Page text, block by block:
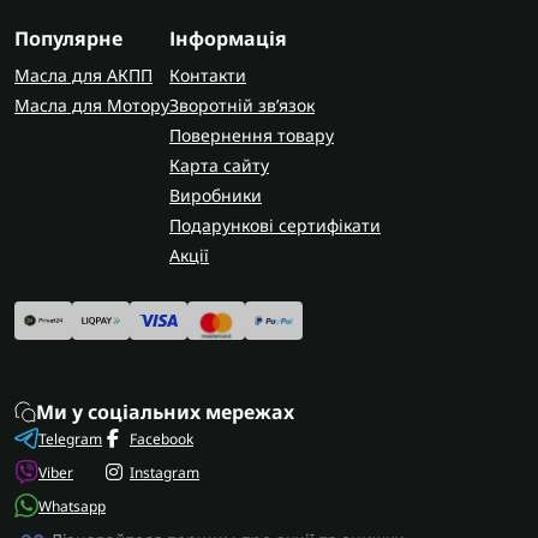
Перед замовленням блока керування
номер прошивки за шильдиком.
AUTOSHIFT швидко та надійно доставляє
замовлення по всій Україні. У Запоріжжі
виконуємо діагностику та ремонт електронних
блоків керування з гарантією на виконані
Популярне
Масла для АКПП
Масла для Мотору
Інформація
Контакти
Зворотній зв’язок
Повернення товару
Карта сайту
Виробники
Подарункові сертифікати
Акції
Ми у соціальних мережах
Telegram
Viber
Whatsapp
Facebook
Instagram